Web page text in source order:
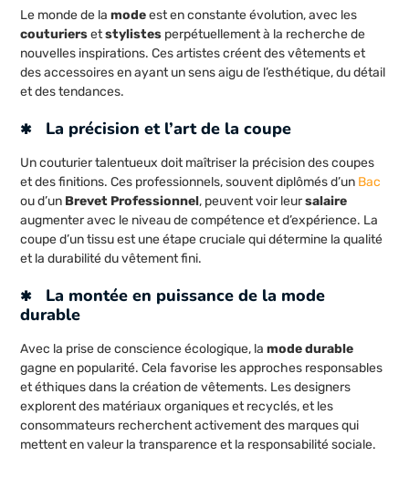
Le monde de lamodeest en constante évolution, avec les
couturiersetstylistes perpétuellement à la recherche de
nouvelles inspirations. Ces artistes créent des vêtements et
des accessoires en ayant un sens aigu de l’esthétique, du détail
et des tendances.
La précision et l’art de la coupe
Un couturier talentueux doit maîtriser la précision des coupes
et des finitions. Ces professionnels, souvent diplômés d’un Bac
ou d’un Brevet Professionnel, peuvent voir leursalaire
augmenter avec le niveau de compétence et d’expérience. La
coupe d’un tissu est une étape cruciale qui détermine la qualité
et la durabilité du vêtement fini.
La montée en puissance de la mode
durable
Avec la prise de conscience écologique, lamode durable
gagne en popularité. Cela favorise les approches responsables
et éthiques dans la création de vêtements. Les designers
explorent des matériaux organiques et recyclés, et les
consommateurs recherchent activement des marques qui
mettent en valeur la transparence et la responsabilité sociale.